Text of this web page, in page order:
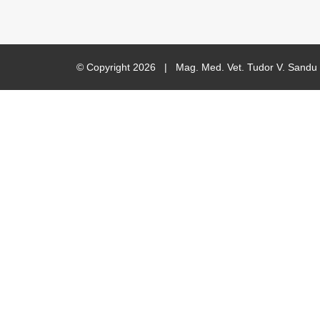
© Copyright 2026 | Mag. Med. Vet. Tudor V.